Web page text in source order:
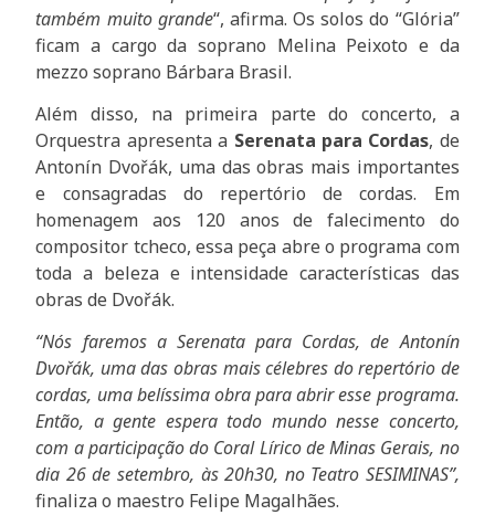
também muito grande“, afirma. Os solos do “Glória”
ficam a cargo da soprano Melina Peixoto e da
mezzo soprano Bárbara Brasil.
Além disso, na primeira parte do concerto, a
Orquestra apresenta a Serenata para Cordas, de
Antonín Dvořák, uma das obras mais importantes
e consagradas do repertório de cordas. Em
homenagem aos 120 anos de falecimento do
compositor tcheco, essa peça abre o programa com
toda a beleza e intensidade características das
obras de Dvořák.
“Nós faremos a Serenata para Cordas, de Antonín
Dvořák, uma das obras mais célebres do repertório de
cordas, uma belíssima obra para abrir esse programa.
Então, a gente espera todo mundo nesse concerto,
com a participação do Coral Lírico de Minas Gerais, no
dia 26 de setembro, às 20h30, no Teatro SESIMINAS”,
finaliza o maestro Felipe Magalhães.